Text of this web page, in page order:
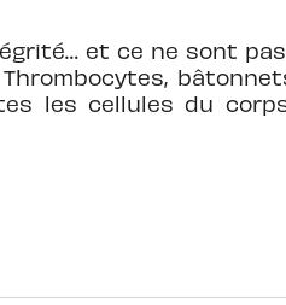
et ce ne sont
les cellules du